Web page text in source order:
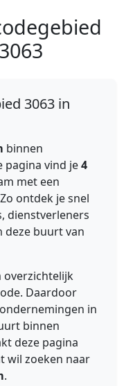
3063
3063 in
binnen
pagina vind je4
met een
ontdek je snel
dienstverleners
deze buurt van
overzichtelijk
Daardoor
in
binnen
deze pagina
wil zoeken naar
.